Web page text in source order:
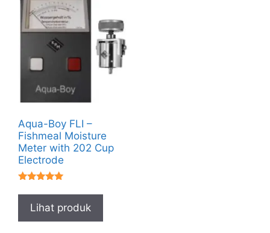
Aqua-Boy FLI –
Fishmeal Moisture
Meter with 202 Cup
Electrode
Lihat produk